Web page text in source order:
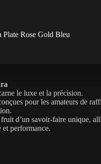
Plate Rose Gold Bleu
le luxe et la précision.
pour les amateurs de
d’un savoir-faire unique,
et performance.